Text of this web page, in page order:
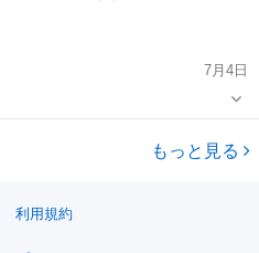
7月4日
もっと見る
利用規約